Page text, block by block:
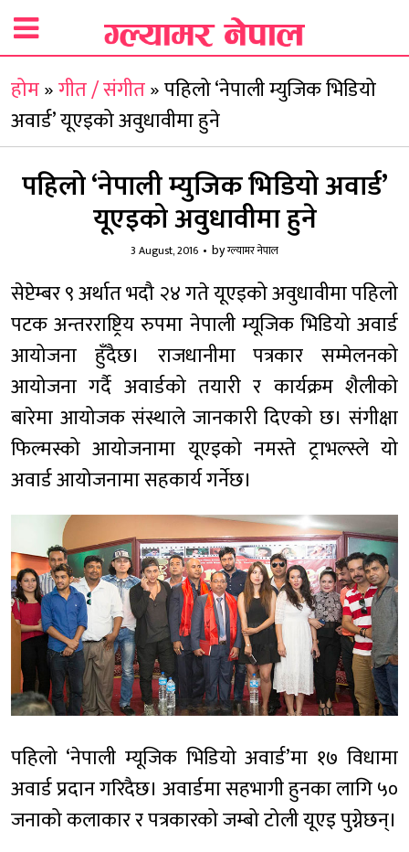
होम»गीत / संगीत»पहिलो ‘नेपाली म्युजिक भिडियो
अवार्ड’ यूएइको अवुधावीमा हुने
पहिलो ‘नेपाली म्युजिक भिडियो अवार्ड’
यूएइको अवुधावीमा हुने
3 August, 2016 byग्ल्यामर नेपाल
सेप्टेम्बर ९ अर्थात भदौ २४ गते यूएइको अवुधावीमा पहिलो
पटक अन्तरराष्ट्रिय रुपमा नेपाली म्यूजिक भिडियो अवार्ड
आयोजना हुँदैछ। राजधानीमा पत्रकार सम्मेलनको
आयोजना गर्दै अवार्डको तयारी र कार्यक्रम शैलीको
बारेमा आयोजक संस्थाले जानकारी दिएको छ। संगीक्षा
फिल्मस्को आयोजनामा यूएइको नमस्ते ट्राभल्स्ले यो
अवार्ड आयोजनामा सहकार्य गर्नेछ।
पहिलो ‘नेपाली म्यूजिक भिडियो अवार्ड’मा १७ विधामा
अवार्ड प्रदान गरिदैछ। अवार्डमा सहभागी हुनका लागि ५०
जनाको कलाकार र पत्रकारको जम्बो टोली यूएइ पुग्नेछन्।